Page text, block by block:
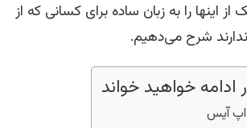
اینها را به زبان ساده برای کسانی که از
شرح می‌دهیم.
ادامه خواهید خواند
اپ آیس